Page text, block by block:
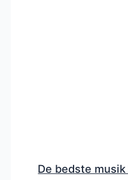
De bedste